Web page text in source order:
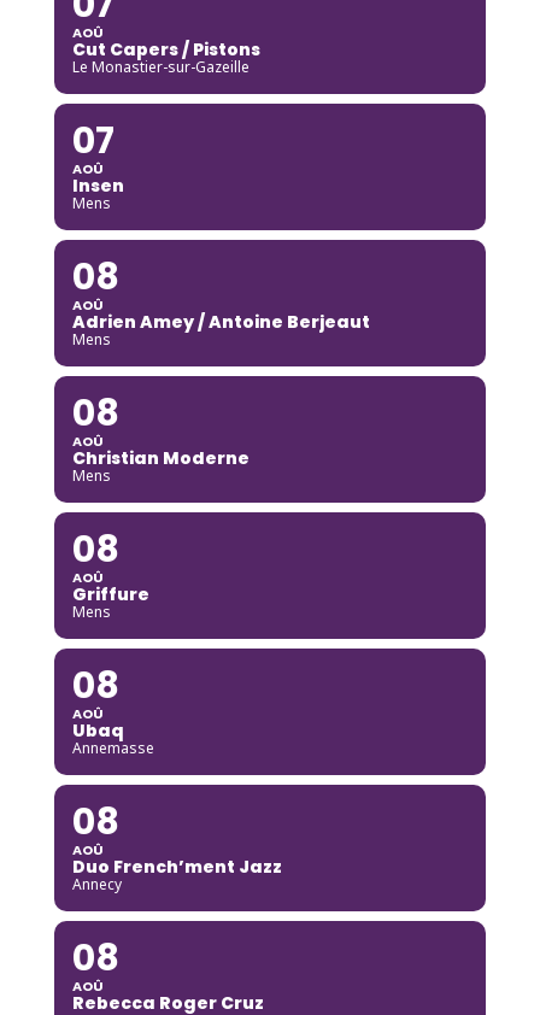
AOÛ
Cut Capers / Pistons
Le Monastier-sur-Gazeille
07
AOÛ
Insen
Mens
08
AOÛ
Adrien Amey / Antoine Berjeaut
Mens
08
AOÛ
Christian Moderne
Mens
08
AOÛ
Griffure
Mens
08
AOÛ
Ubaq
Annemasse
08
AOÛ
Duo French’ment Jazz
Annecy
08
AOÛ
Rebecca Roger Cruz